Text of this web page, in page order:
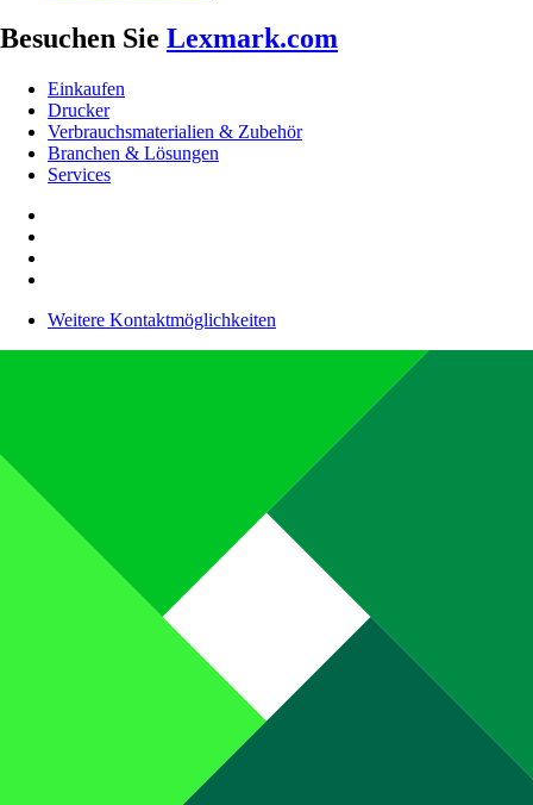
Besuchen Sie Lexmark.com
Einkaufen
Drucker
Verbrauchsmaterialien & Zubehör
Branchen & Lösungen
Services
Weitere Kontaktmöglichkeiten